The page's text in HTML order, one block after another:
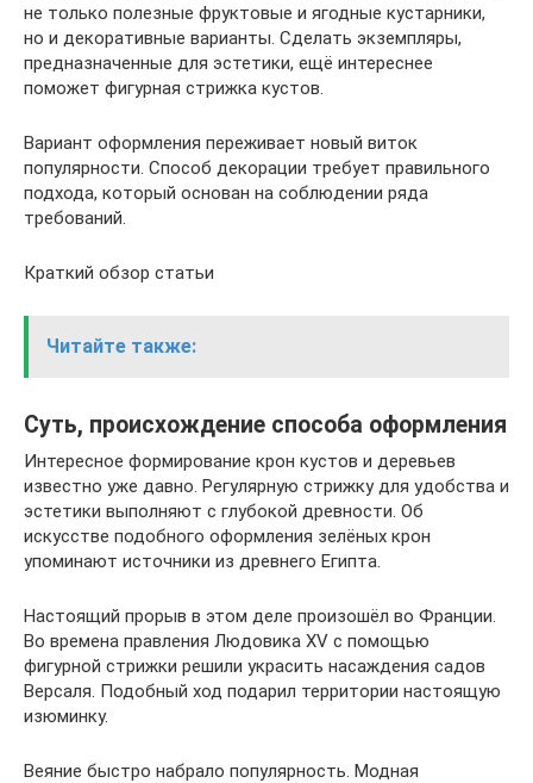
не только полезные фруктовые и ягодные кустарники,
но и декоративные варианты. Сделать экземпляры,
предназначенные для эстетики, ещё интереснее
поможет фигурная стрижка кустов.
Вариант оформления переживает новый виток
популярности. Способ декорации требует правильного
подхода, который основан на соблюдении ряда
требований.
Краткий обзор статьи
Читайте также:
Суть, происхождение способа оформления
Интересное формирование крон кустов и деревьев
известно уже давно. Регулярную стрижку для удобства и
эстетики выполняют с глубокой древности. Об
искусстве подобного оформления зелёных крон
упоминают источники из древнего Египта.
Настоящий прорыв в этом деле произошёл во Франции.
Во времена правления Людовика XV с помощью
фигурной стрижки решили украсить насаждения садов
Версаля. Подобный ход подарил территории настоящую
изюминку.
Веяние быстро набрало популярность. Модная